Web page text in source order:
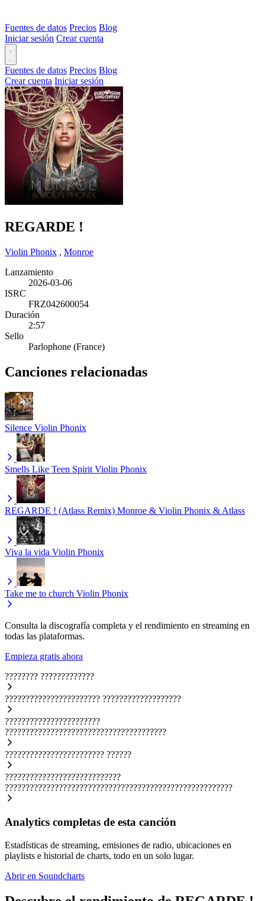
Fuentes de datos Precios Blog
Iniciar sesión Crear cuenta
Fuentes de datos Precios Blog
Crear cuenta Iniciar sesión
REGARDE !
Violin Phonix , Monroe
Lanzamiento
2026-03-06
ISRC
FRZ042600054
Duración
2:57
Sello
Parlophone (France)
Canciones relacionadas
Silence Violin Phonix
Smells Like Teen Spirit Violin Phonix
REGARDE ! (Atlass Remix) Monroe & Violin Phonix & Atlass
Viva la vida Violin Phonix
Take me to church Violin Phonix
Consulta la discografía completa y el rendimiento en streaming en
todas las plataformas.
Empieza gratis ahora
???????? ?????????????
??????????????????????? ???????????????????
???????????????????????
???????????????????????????????????????
???????????????????????? ??????
????????????????????????????
???????????????????????????????????????????????????????
Analytics completas de esta canción
Estadísticas de streaming, emisiones de radio, ubicaciones en
playlists e historial de charts, todo en un solo lugar.
Abrir en Soundcharts